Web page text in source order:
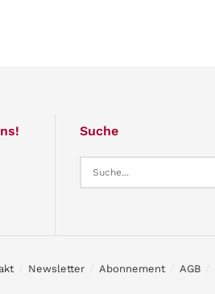
Suche
Newsletter Abonnement AGB